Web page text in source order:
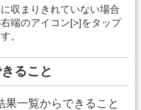
収まりきれていない場合
端のアイコン[>]をタップ
。
ること
一覧からできること